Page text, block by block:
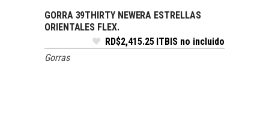
SELECCIONAR OPCIONES
GORRA 39THIRTY NEWERA ESTRELLAS
ORIENTALES FLEX.
RD$2,415.25 ITBIS no incluido
Gorras